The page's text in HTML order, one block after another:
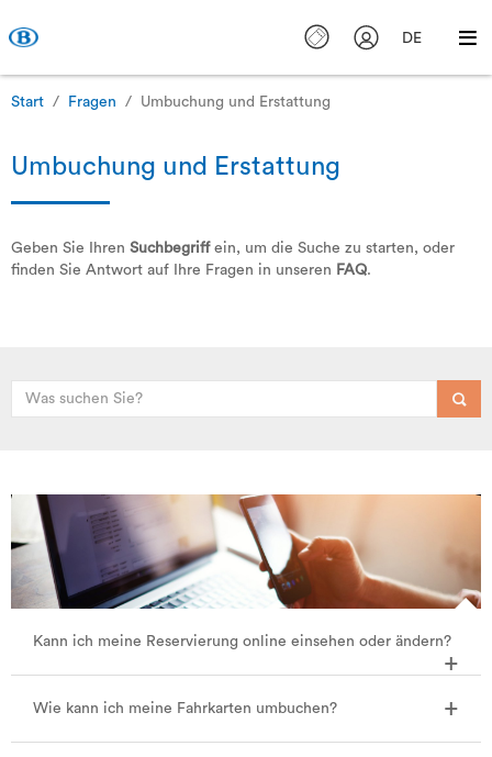
DE
Start Fragen Umbuchung und Erstattung
Umbuchung und Erstattung
Geben Sie Ihren Suchbegriffein, um die Suche zu starten, oder
finden Sie Antwort auf Ihre Fragen in unseren FAQ.
Kann ich meine Reservierung online einsehen oder ändern?
Wie kann ich meine Fahrkarten umbuchen?